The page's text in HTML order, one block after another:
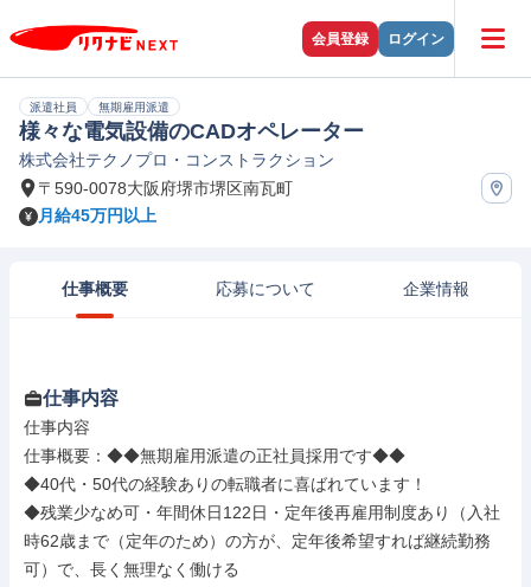
会員登録 ログイン
派遣社員 無期雇用派遣
様々な電気設備のCADオペレーター
株式会社テクノプロ・コンストラクション
〒590-0078大阪府堺市堺区南瓦町
月給45万円以上
仕事概要 応募について 企業情報
仕事内容
仕事内容
仕事概要：◆◆無期雇用派遣の正社員採用です◆◆
◆40代・50代の経験ありの転職者に喜ばれています！
◆残業少なめ可・年間休日122日・定年後再雇用制度あり（入社
時62歳まで（定年のため）の方が、定年後希望すれば継続勤務
可）で、長く無理なく働ける